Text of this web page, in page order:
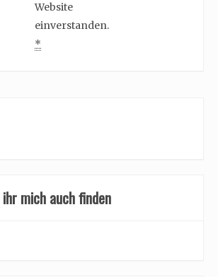
Website
einverstanden.
*
mich auch finden